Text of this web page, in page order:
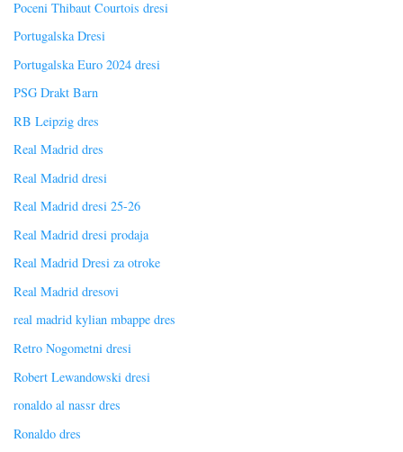
Poceni Thibaut Courtois dresi
Portugalska Dresi
Portugalska Euro 2024 dresi
PSG Drakt Barn
RB Leipzig dres
Real Madrid dres
Real Madrid dresi
Real Madrid dresi 25-26
Real Madrid dresi prodaja
Real Madrid Dresi za otroke
Real Madrid dresovi
real madrid kylian mbappe dres
Retro Nogometni dresi
Robert Lewandowski dresi
ronaldo al nassr dres
Ronaldo dres